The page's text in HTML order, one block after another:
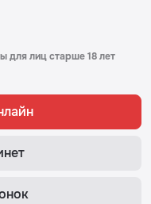
для лиц старше 18 лет